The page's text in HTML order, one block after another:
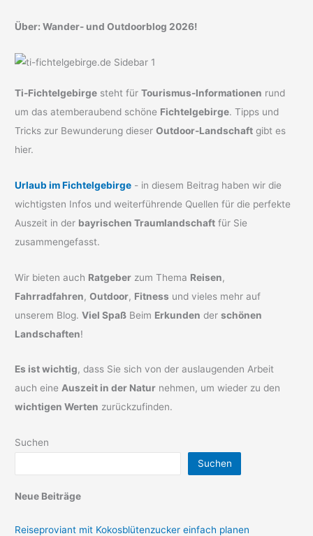
Über: Wander- und Outdoorblog 2026!
Ti-Fichtelgebirge steht fürTourismus-Informationen rund
um das atemberaubend schöne Fichtelgebirge. Tipps und
Tricks zur Bewunderung dieserOutdoor-Landschaft gibt es
hier.
Urlaub im Fichtelgebirge - in diesem Beitrag haben wir die
wichtigsten Infos und weiterführende Quellen für die perfekte
Auszeit in der bayrischen Traumlandschaft für Sie
zusammengefasst.
Wir bieten auch Ratgeber zum Thema Reisen,
Fahrradfahren,Outdoor, Fitness und vieles mehr auf
unserem Blog.Viel Spaß Beim Erkunden derschönen
Landschaften!
Es ist wichtig, dass Sie sich von der auslaugenden Arbeit
auch eineAuszeit in der Natur nehmen, um wieder zu den
wichtigen Werten zurückzufinden.
Suchen
Suchen
Neue Beiträge
Reiseproviant mit Kokosblütenzucker einfach planen